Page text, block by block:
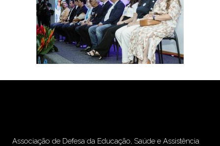
Associação de Defesa da Educação, Saúde e Assistência